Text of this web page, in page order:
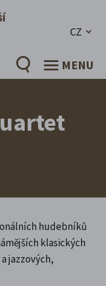
CZ
MENU
hudebníků
klasických
jazzových,